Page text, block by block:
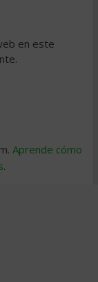
en este
Aprende cómo
.